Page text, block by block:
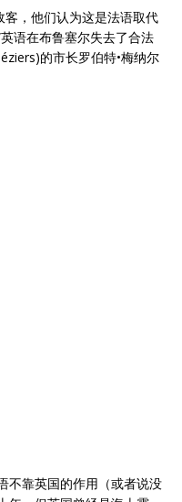
客，他们认为这是法语取代
语在布鲁塞尔失去了合法
的市长罗伯特•梅纳尔
不靠英国的作用（或者说没